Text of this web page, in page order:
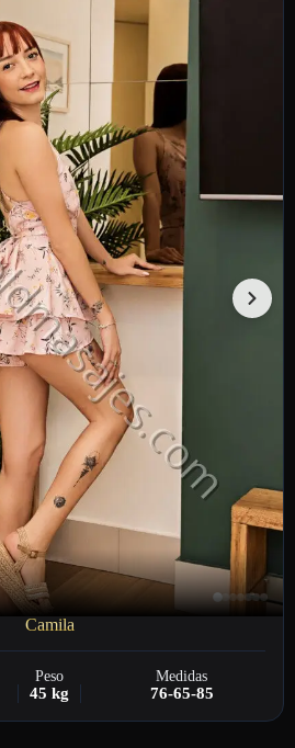
Camila
Peso Medidas
45 kg 76-65-85